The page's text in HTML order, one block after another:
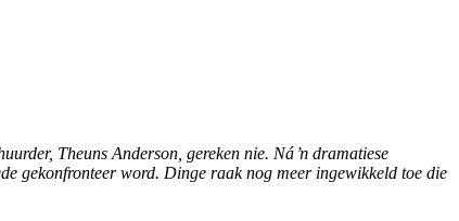
Theuns Anderson, gereken nie. Ná ŉ dramatiese
gekonfronteer word. Dinge raak nog meer ingewikkeld toe die